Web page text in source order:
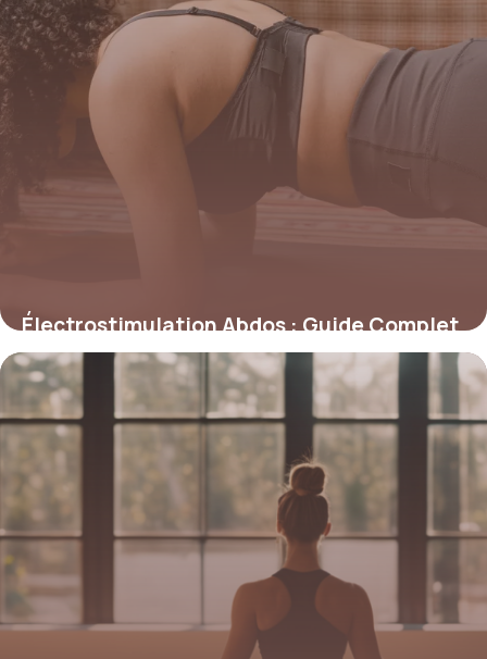
Électrostimulation Abdos : Guide Complet
2026
24 mai 2026